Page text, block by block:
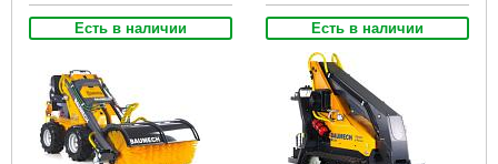
Есть в наличии Есть в наличии